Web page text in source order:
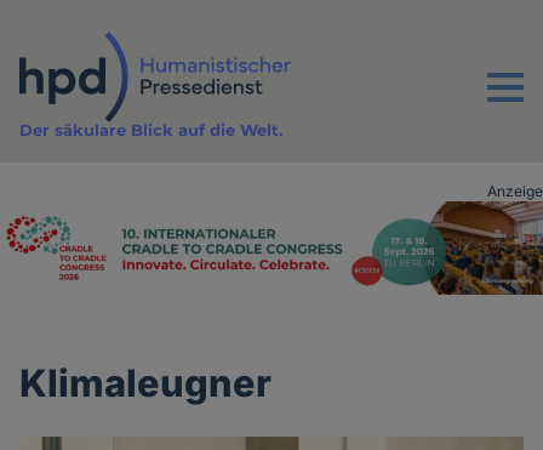
Inhalt
Menu
Der säkulare Blick auf die Welt.
Advertising
Anzeige
Klimaleugner